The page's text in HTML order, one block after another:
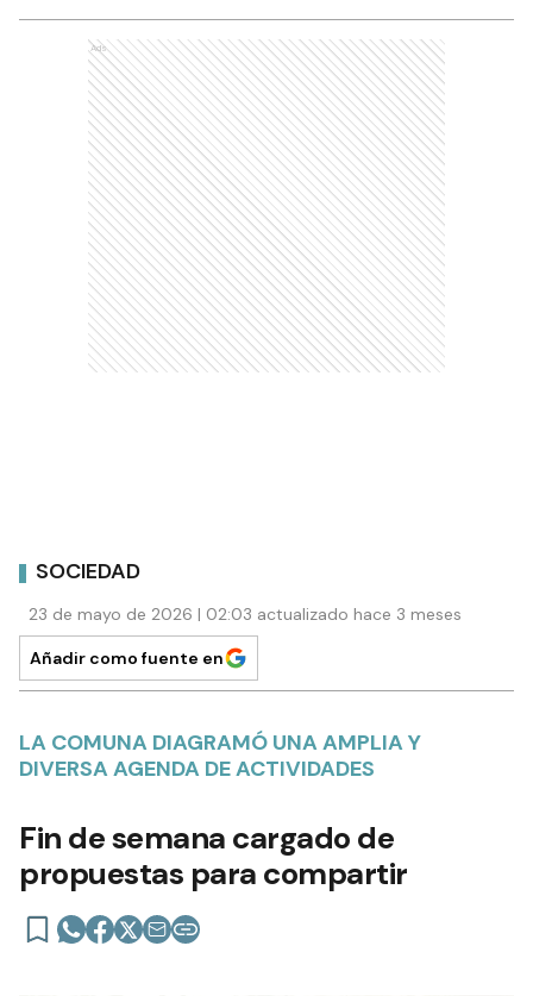
Ads
SOCIEDAD
23 de mayo de 2026 | 02:03 actualizado hace 3 meses
Añadir como fuente en
LA COMUNA DIAGRAMÓ UNA AMPLIA Y
DIVERSA AGENDA DE ACTIVIDADES
Fin de semana cargado de
propuestas para compartir